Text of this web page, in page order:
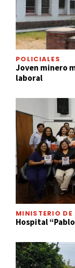
POLICIALES
Joven minero
laboral
MINISTERIO
Hospital